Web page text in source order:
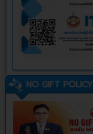
NO GIFT POLICY